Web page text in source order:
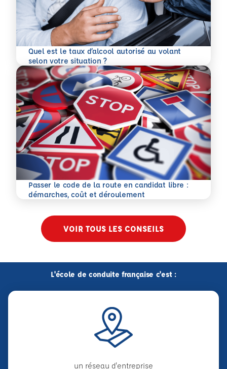
Quel est le taux d’alcool autorisé au volant
selon votre situation ?
En savoir plus
Passer le code de la route en candidat libre :
démarches, coût et déroulement
En savoir plus
VOIR TOUS LES CONSEILS
L'école de conduite française c'est :
un réseau d'entreprise